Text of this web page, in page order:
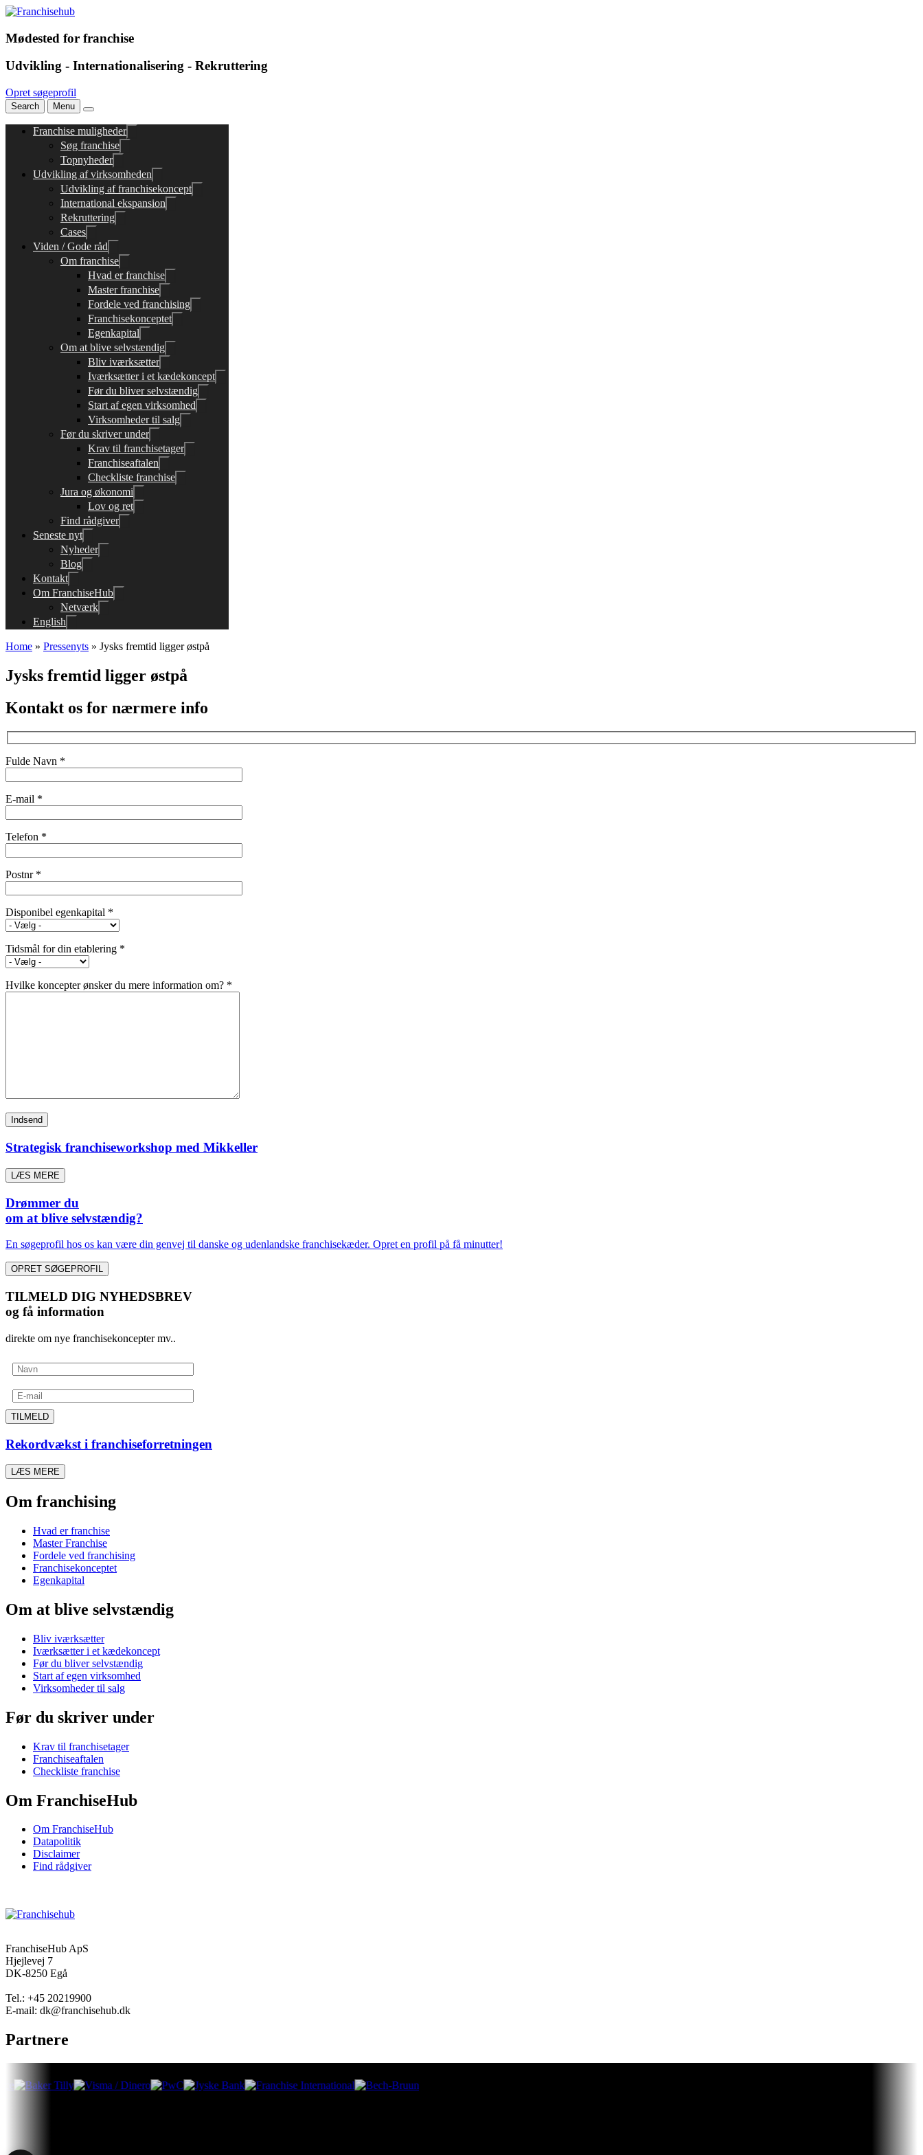
Mødested for franchise
Udvikling - Internationalisering - Rekruttering
Opret søgeprofil
Search Menu
Franchise muligheder
Søg franchise
Topnyheder
Udvikling af virksomheden
Udvikling af franchisekoncept
International ekspansion
Rekruttering
Cases
Viden / Gode råd
Om franchise
Hvad er franchise
Master franchise
Fordele ved franchising
Franchisekonceptet
Egenkapital
Om at blive selvstændig
Bliv iværksætter
Iværksætter i et kædekoncept
Før du bliver selvstændig
Start af egen virksomhed
Virksomheder til salg
Før du skriver under
Krav til franchisetager
Franchiseaftalen
Checkliste franchise
Jura og økonomi
Lov og ret
Find rådgiver
Seneste nyt
Nyheder
Blog
Kontakt
Om FranchiseHub
Netværk
English
Home » Pressenyts » Jysks fremtid ligger østpå
Jysks fremtid ligger østpå
Kontakt os for nærmere info
Fulde Navn *
E-mail *
Telefon *
Postnr *
Disponibel egenkapital *
Tidsmål for din etablering *
Hvilke koncepter ønsker du mere information om? *
Strategisk franchiseworkshop med Mikkeller
LÆS MERE
Drømmer du
om at blive selvstændig?
En søgeprofil hos os kan være din genvej til danske og udenlandske franchisekæder. Opret en profil på få minutter!
OPRET SØGEPROFIL
TILMELD DIG NYHEDSBREV
og få information
direkte om nye franchisekoncepter mv..
TILMELD
Rekordvækst i franchiseforretningen
LÆS MERE
Om franchising
Hvad er franchise
Master Franchise
Fordele ved franchising
Franchisekonceptet
Egenkapital
Om at blive selvstændig
Bliv iværksætter
Iværksætter i et kædekoncept
Før du bliver selvstændig
Start af egen virksomhed
Virksomheder til salg
Før du skriver under
Krav til franchisetager
Franchiseaftalen
Checkliste franchise
Om FranchiseHub
Om FranchiseHub
Datapolitik
Disclaimer
Find rådgiver
FranchiseHub ApS
Hjejlevej 7
DK-8250 Egå
Tel.: +45 20219900
E-mail: dk@franchisehub.dk
Partnere